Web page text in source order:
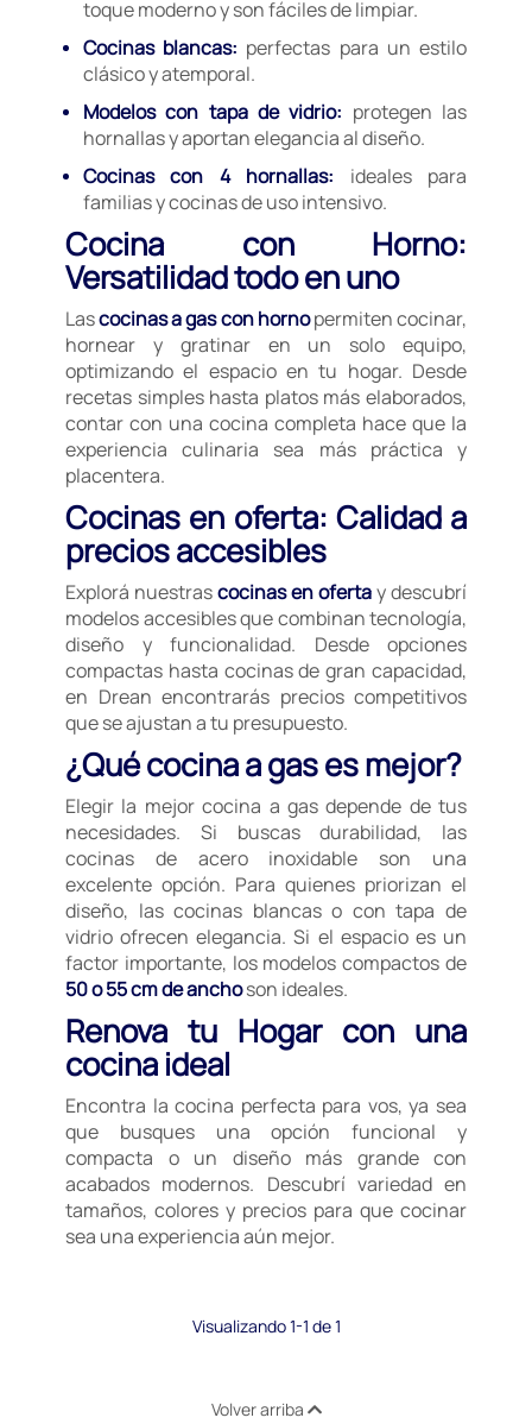
toque moderno y son fáciles de limpiar.
Cocinas blancas: perfectas para un estilo
clásico y atemporal.
Modelos con tapa de vidrio: protegen las
hornallas y aportan elegancia al diseño.
Cocinas con 4 hornallas: ideales para
familias y cocinas de uso intensivo.
Cocina con Horno:
Versatilidad todo en uno
Lascocinas a gas con hornopermiten cocinar,
hornear y gratinar en un solo equipo,
optimizando el espacio en tu hogar. Desde
recetas simples hasta platos más elaborados,
contar con una cocina completa hace que la
experiencia culinaria sea más práctica y
placentera.
Cocinas en oferta: Calidad a
precios accesibles
Explorá nuestrascocinas en ofertay descubrí
modelos accesibles que combinan tecnología,
diseño y funcionalidad. Desde opciones
compactas hasta cocinas de gran capacidad,
en Drean encontrarás precios competitivos
que se ajustan a tu presupuesto.
¿Qué cocina a gas es mejor?
Elegir la mejor cocina a gas depende de tus
necesidades. Si buscas durabilidad, las
cocinas de acero inoxidable son una
excelente opción. Para quienes priorizan el
diseño, las cocinas blancas o con tapa de
vidrio ofrecen elegancia. Si el espacio es un
factor importante, los modelos compactos de
50 o 55 cm de anchoson ideales.
Renova tu Hogar con una
cocina ideal
Encontra la cocina perfecta para vos, ya sea
que busques una opción funcional y
compacta o un diseño más grande con
acabados modernos. Descubrí variedad en
tamaños, colores y precios para que cocinar
sea una experiencia aún mejor.
Visualizando 1-1 de 1
Volver arriba